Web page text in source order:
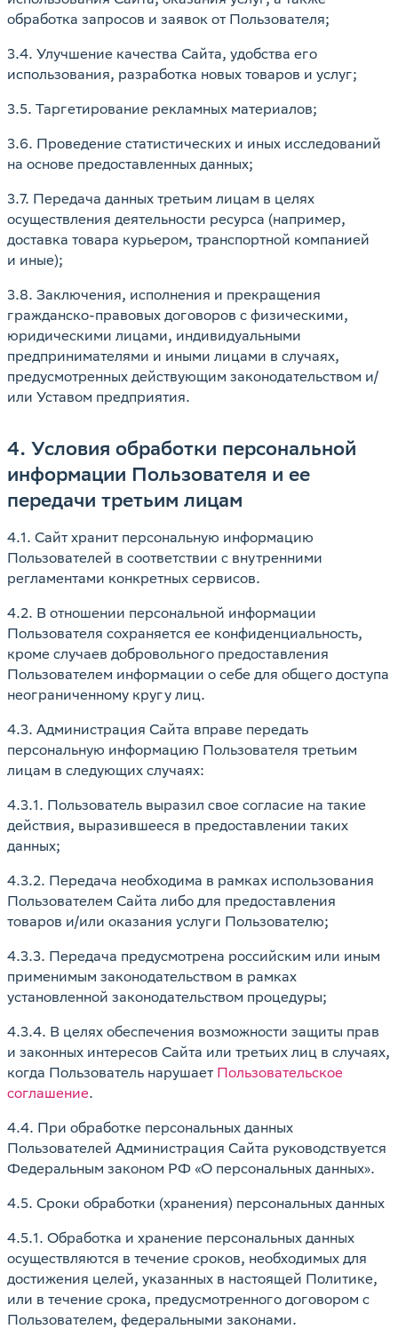
обработка запросов и заявок от Пользователя;
3.4. Улучшение качества Сайта, удобства его
использования, разработка новых товаров и услуг;
3.5. Таргетирование рекламных материалов;
3.6. Проведение статистических и иных исследований
на основе предоставленных данных;
3.7. Передача данных третьим лицам в целях
осуществления деятельности ресурса (например,
доставка товара курьером, транспортной компанией
и иные);
3.8. Заключения, исполнения и прекращения
гражданско-правовых договоров с физическими,
юридическими лицами, индивидуальными
предпринимателями и иными лицами в случаях,
предусмотренных действующим законодательством и/
или Уставом предприятия.
4. Условия обработки персональной
информации Пользователя и ее
передачи третьим лицам
4.1. Сайт хранит персональную информацию
Пользователей в соответствии с внутренними
регламентами конкретных сервисов.
4.2. В отношении персональной информации
Пользователя сохраняется ее конфиденциальность,
кроме случаев добровольного предоставления
Пользователем информации о себе для общего доступа
неограниченному кругу лиц.
4.3. Администрация Сайта вправе передать
персональную информацию Пользователя третьим
лицам в следующих случаях:
4.3.1. Пользователь выразил свое согласие на такие
действия, выразившееся в предоставлении таких
данных;
4.3.2. Передача необходима в рамках использования
Пользователем Сайта либо для предоставления
товаров и/или оказания услуги Пользователю;
4.3.3. Передача предусмотрена российским или иным
применимым законодательством в рамках
установленной законодательством процедуры;
4.3.4. В целях обеспечения возможности защиты прав
и законных интересов Сайта или третьих лиц в случаях,
когда Пользователь нарушает Пользовательское
соглашение.
4.4. При обработке персональных данных
Пользователей Администрация Сайта руководствуется
Федеральным законом РФ «О персональных данных».
4.5. Сроки обработки (хранения) персональных данных
4.5.1. Обработка и хранение персональных данных
осуществляются в течение сроков, необходимых для
достижения целей, указанных в настоящей Политике,
или в течение срока, предусмотренного договором с
Пользователем, федеральными законами.